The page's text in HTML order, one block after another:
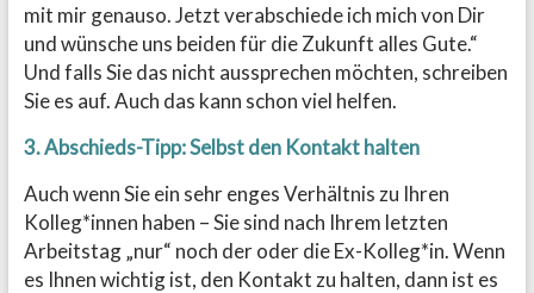
mit mir genauso. Jetzt verabschiede ich mich von Dir
und wünsche uns beiden für die Zukunft alles Gute.“
Und falls Sie das nicht aussprechen möchten, schreiben
Sie es auf. Auch das kann schon viel helfen.
3. Abschieds-Tipp: Selbst den Kontakt halten
Auch wenn Sie ein sehr enges Verhältnis zu Ihren
Kolleg*innen haben – Sie sind nach Ihrem letzten
Arbeitstag „nur“ noch der oder die Ex-Kolleg*in. Wenn
es Ihnen wichtig ist, den Kontakt zu halten, dann ist es